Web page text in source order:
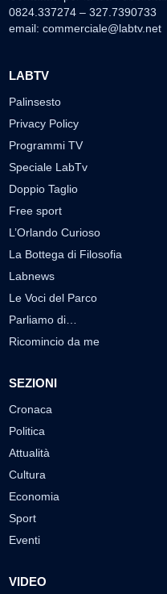
0824.337274 – 327.7390733
email: commerciale@labtv.net
LABTV
Palinsesto
Privacy Policy
Programmi TV
Speciale LabTv
Doppio Taglio
Free sport
L’Orlando Curioso
La Bottega di Filosofia
Labnews
Le Voci del Parco
Parliamo di…
Ricomincio da me
SEZIONI
Cronaca
Politica
Attualità
Cultura
Economia
Sport
Eventi
VIDEO